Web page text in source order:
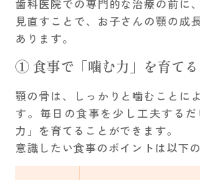
歯科医院での専門的な治療の前に
見直すことで、お子さんの顎の成
あります。
① 食事で「噛む力」を育てる
顎の骨は、しっかりと噛むことに
す。毎日の食事を少し工夫する
力」を育てることができます。
意識したい食事のポイントは以下の